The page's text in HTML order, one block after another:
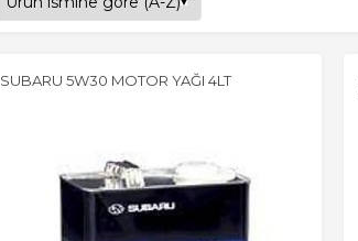
SUBARU 5W30 MOTOR YAĞI 4LT